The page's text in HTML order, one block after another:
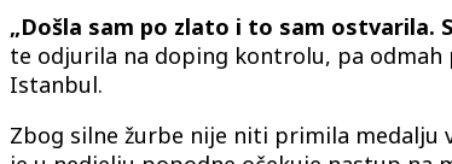
„Došla sam po zlato i to sam ostvarila.
te odjurila na doping kontrolu, pa odmah
Istanbul.
Zbog silne žurbe nije niti primila medalju